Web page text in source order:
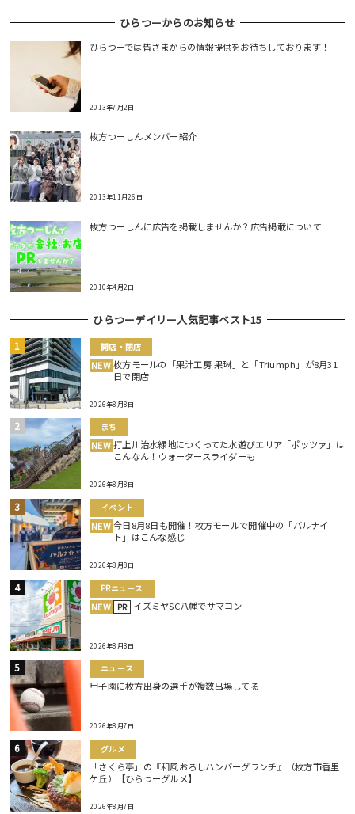
ひらつーからのお知らせ
ひらつーでは皆さまからの情報提供をお待ちしております！
2013年7月2日
枚方つーしんメンバー紹介
2013年11月26日
枚方つーしんに広告を掲載しませんか？広告掲載について
2010年4月2日
ひらつーデイリー人気記事ベスト15
開店・閉店
NEW 枚方モールの「果汁工房 果琳」と「Triumph」が8月31
日で閉店
2026年8月8日
まち
NEW 打上川治水緑地につくってた水遊びエリア「ポッツァ」は
こんなん！ウォータースライダーも
2026年8月8日
イベント
NEW 今日8月8日も開催！枚方モールで開催中の「バルナイ
ト」はこんな感じ
2026年8月8日
PRニュース
NEW PR イズミヤSC八幡でサマコン
2026年8月8日
ニュース
甲子園に枚方出身の選手が複数出場してる
2026年8月7日
グルメ
「さくら亭」の『和風おろしハンバーグランチ』（枚方市香里
ケ丘）【ひらつーグルメ】
2026年8月7日